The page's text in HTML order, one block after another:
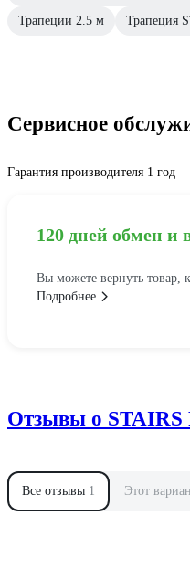
Трапеции 2.5 м Трапеция
Сервисное
Гарантия производителя 1 год
120 дней обмен и
Вы можете вернуть товар,
Подробнее
Отзывы о STAIRS
Все отзывы 1 Этот